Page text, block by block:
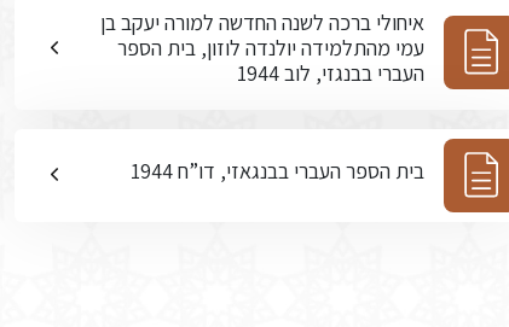
איחולי ברכה לשנה החדשה למורה יעקב בן
עמי מהתלמידה יולנדה לוזון, בית הספר
העברי בבנגזי, לוב 1944
בית הספר העברי בבנגאזי, דו”ח 1944